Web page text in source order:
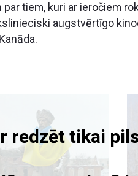
tiem, kuri ar ieročiem
augstvērtīgo
redzēt tikai